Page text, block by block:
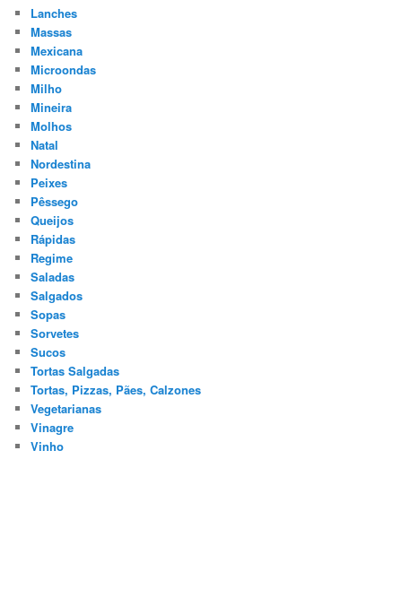
Lanches
Massas
Mexicana
Microondas
Milho
Mineira
Molhos
Natal
Nordestina
Peixes
Pêssego
Queijos
Rápidas
Regime
Saladas
Salgados
Sopas
Sorvetes
Sucos
Tortas Salgadas
Tortas, Pizzas, Pães, Calzones
Vegetarianas
Vinagre
Vinho